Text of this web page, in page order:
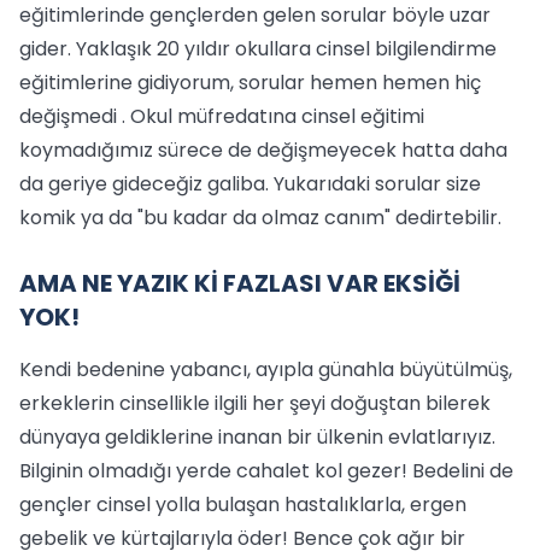
eğitimlerinde gençlerden gelen sorular böyle uzar
gider. Yaklaşık 20 yıldır okullara cinsel bilgilendirme
eğitimlerine gidiyorum, sorular hemen hemen hiç
değişmedi . Okul müfredatına cinsel eğitimi
koymadığımız sürece de değişmeyecek hatta daha
da geriye gideceğiz galiba. Yukarıdaki sorular size
komik ya da "bu kadar da olmaz canım" dedirtebilir.
AMA NE YAZIK Kİ FAZLASI VAR EKSİĞİ
YOK!
Kendi bedenine yabancı, ayıpla günahla büyütülmüş,
erkeklerin cinsellikle ilgili her şeyi doğuştan bilerek
dünyaya geldiklerine inanan bir ülkenin evlatlarıyız.
Bilginin olmadığı yerde cahalet kol gezer! Bedelini de
gençler cinsel yolla bulaşan hastalıklarla, ergen
gebelik ve kürtajlarıyla öder! Bence çok ağır bir